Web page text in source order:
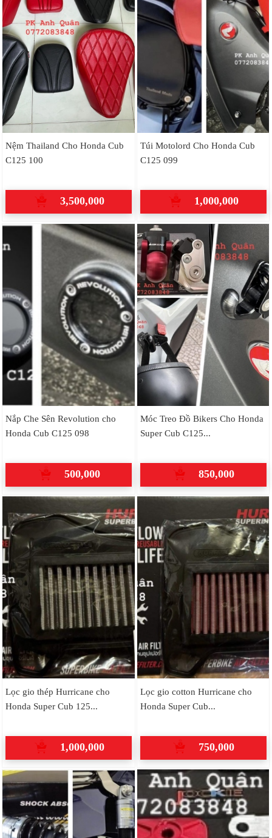
Nệm Thailand Cho Honda Cub
C125 100
3,500,000
Túi Motolord Cho Honda Cub
C125 099
1,000,000
Nắp Che Sên Revolution cho
Honda Cub C125 098
500,000
Móc Treo Đồ Bikers Cho Honda
Super Cub C125...
850,000
Lọc gio thép Hurricane cho
Honda Super Cub 125...
1,000,000
Lọc gio cotton Hurricane cho
Honda Super Cub...
750,000